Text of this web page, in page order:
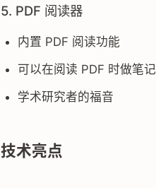
5. PDF 阅读器
内置 PDF 阅读功能
可以在阅读 PDF 时做笔记
学术研究者的福音
技术亮点